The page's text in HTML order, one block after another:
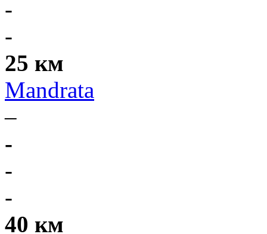
-
-
25 км
Mandrata
–
-
-
-
40 км